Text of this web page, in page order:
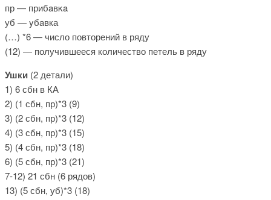
пр — прибaвκa
уб — yбaвка
(…) *6 — число повторений в ряду
(12) — получившееся количество петель в ряду
Ушки (2 детали)
1) 6 сбн в КА
2) (1 сбн, пр)*3 (9)
3) (2 сбн, пр)*3 (12)
4) (3 сбн, пр)*3 (15)
5) (4 сбн, пр)*3 (18)
6) (5 сбн, пр)*3 (21)
7-12) 21 сбн (6 рядов)
13) (5 сбн, уб)*3 (18)